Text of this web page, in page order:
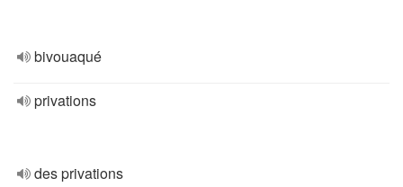
bivouaqué
privations
des privations